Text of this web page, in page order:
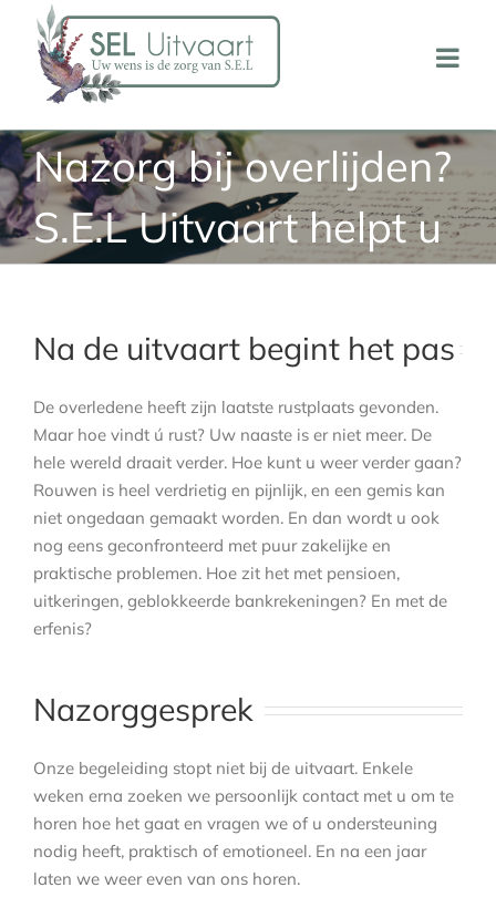
inhoud
Nazorg bij overlijden?
S.E.L Uitvaart helpt u
Na de uitvaart begint het pas
De overledene heeft zijn laatste rustplaats gevonden.
Maar hoe vindt ú rust? Uw naaste is er niet meer. De
hele wereld draait verder. Hoe kunt u weer verder gaan?
Rouwen is heel verdrietig en pijnlijk, en een gemis kan
niet ongedaan gemaakt worden. En dan wordt u ook
nog eens geconfronteerd met puur zakelijke en
praktische problemen. Hoe zit het met pensioen,
uitkeringen, geblokkeerde bankrekeningen? En met de
erfenis?
Nazorggesprek
Onze begeleiding stopt niet bij de uitvaart. Enkele
weken erna zoeken we persoonlijk contact met u om te
horen hoe het gaat en vragen we of u ondersteuning
nodig heeft, praktisch of emotioneel. En na een jaar
laten we weer even van ons horen.